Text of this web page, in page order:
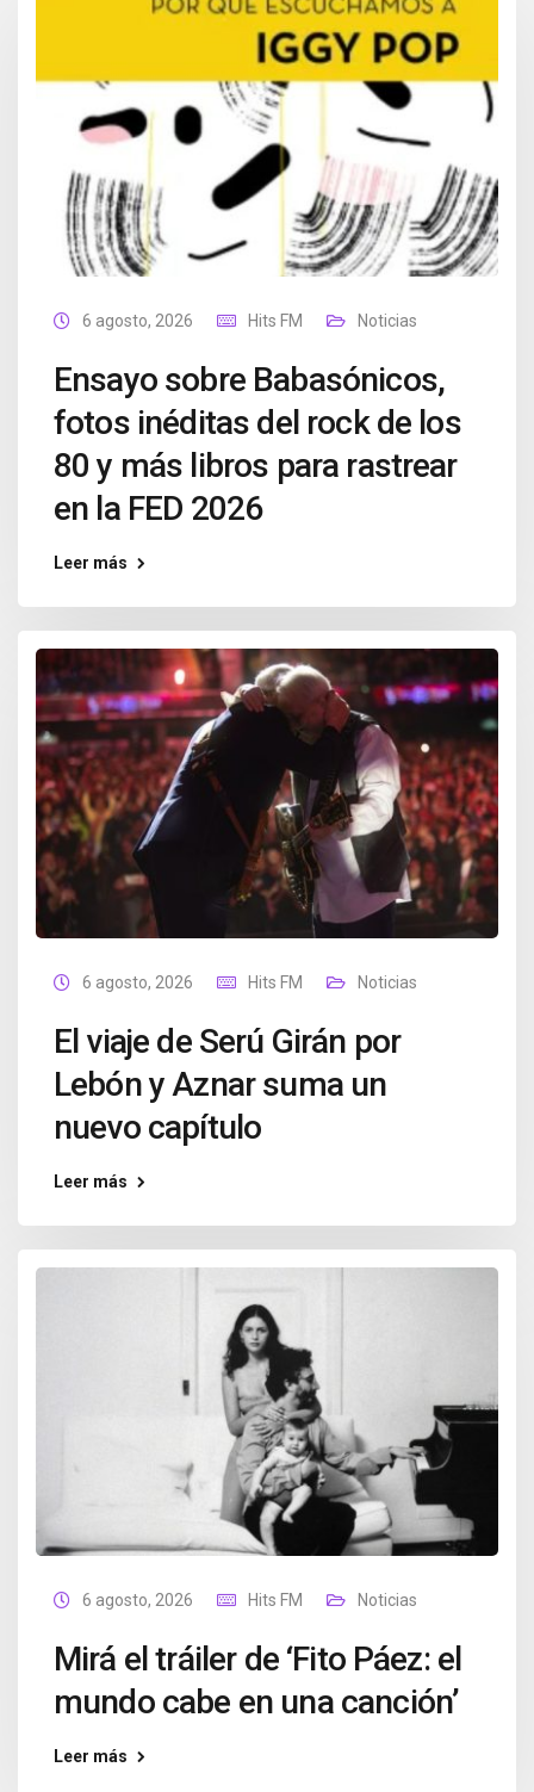
6 agosto, 2026 Hits FM Noticias
Ensayo sobre Babasónicos,
fotos inéditas del rock de los
80 y más libros para rastrear
en la FED 2026
Leer más
6 agosto, 2026 Hits FM Noticias
El viaje de Serú Girán por
Lebón y Aznar suma un
nuevo capítulo
Leer más
6 agosto, 2026 Hits FM Noticias
Mirá el tráiler de ‘Fito Páez: el
mundo cabe en una canción’
Leer más